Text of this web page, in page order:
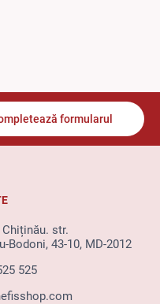
formularul
str.
Bodoni, 43-10, MD-2012
525